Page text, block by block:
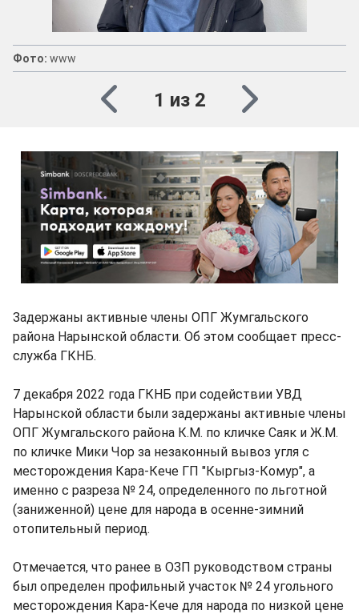
Фото: www
1 из 2
Задержаны активные члены ОПГ Жумгальского
района Нарынской области. Об этом сообщает пресс-
служба ГКНБ.
7 декабря 2022 года ГКНБ при содействии УВД
Нарынской области были задержаны активные члены
ОПГ Жумгальского района К.М. по кличке Саяк и Ж.М.
по кличке Мики Чор за незаконный вывоз угля с
месторождения Кара-Кече ГП "Кыргыз-Комур", а
именно с разреза № 24, определенного по льготной
(заниженной) цене для народа в осенне-зимний
отопительный период.
Отмечается, что ранее в ОЗП руководством страны
был определен профильный участок № 24 угольного
месторождения Кара-Кече для народа по низкой цене